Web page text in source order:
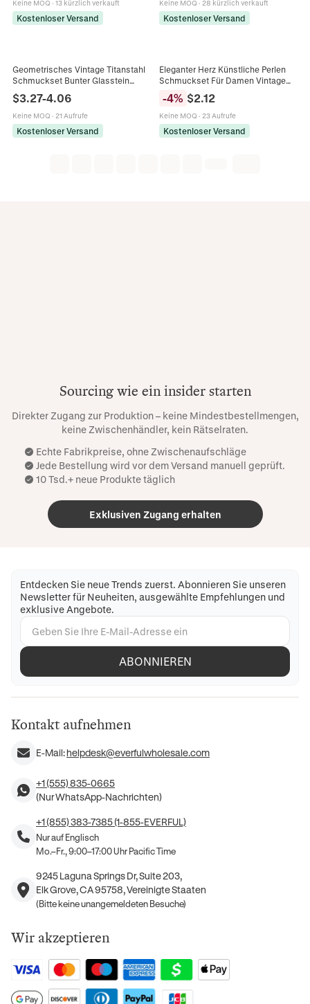
Geschenk
Keine MOQ · 13 kürzlich verkauft
Kostenloser Versand
Keine MOQ · 28 kürzlich verkauft
Kostenloser Versand
Geometrisches Vintage Titanstahl
Schmuckset Bunter Glasstein
Zirkonia Schlangenknochenkette
Halskette Armband Für Damen
$3.27-4.06
Keine MOQ · 21 Aufrufe
Kostenloser Versand
Eleganter Herz Künstliche Perlen
Schmuckset Für Damen Vintage
Gold Legierung Strass Halskette
Armband Set Hochzeit Zubehör
-4% $2.12
Keine MOQ · 23 Aufrufe
Kostenloser Versand
Sourcing wie ein insider starten
Direkter Zugang zur Produktion – keine Mindestbestellmengen,
keine Zwischenhändler, kein Rätselraten.
Echte Fabrikpreise, ohne Zwischenaufschläge
Jede Bestellung wird vor dem Versand manuell geprüft.
10 Tsd.+ neue Produkte täglich
Exklusiven Zugang erhalten
Entdecken Sie neue Trends zuerst. Abonnieren Sie unseren
Newsletter für Neuheiten, ausgewählte Empfehlungen und
exklusive Angebote.
ABONNIEREN
Kontakt aufnehmen
E-Mail:helpdesk@everfulwholesale.com
+1 (555) 835-0665
(Nur WhatsApp-Nachrichten)
+1 (855) 383-7385 (1-855-EVERFUL)
Nur auf Englisch
Mo.–Fr., 9:00–17:00 Uhr Pacific Time
9245 Laguna Springs Dr, Suite 203,
Elk Grove, CA 95758, Vereinigte Staaten
(Bitte keine unangemeldeten Besuche)
Wir akzeptieren